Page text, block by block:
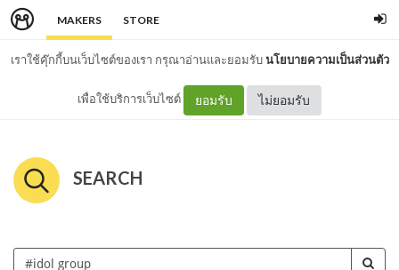
MAKERS STORE
เราใช้คุ๊กกี้บนเว็บไซต์ของเรา กรุณาอ่านและยอมรับนโยบายความเป็นส่วนตัว
เพื่อใช้บริการเว็บไซต์ ยอมรับ ไม่ยอมรับ
SEARCH